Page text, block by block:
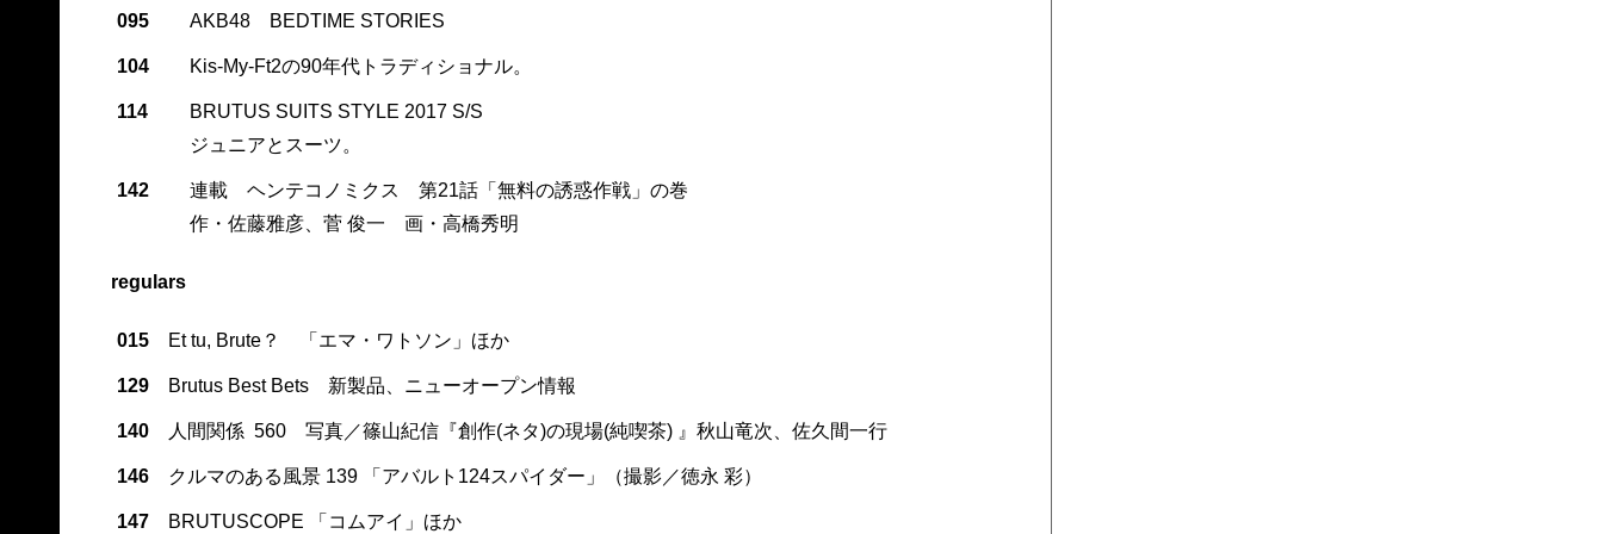
095 AKB48 BEDTIME STORIES
104 Kis-My-Ft2の90年代トラディショナル。
114
BRUTUS SUITS STYLE 2017 S/S
ジュニアとスーツ。
142
連載 ヘンテコノミクス 第21話「無料の誘惑作戦」の巻
作・佐藤雅彦、菅 俊一 画・高橋秀明
regulars
015 Et tu, Brute？ 「エマ・ワトソン」ほか
129 Brutus Best Bets 新製品、ニューオープン情報
140 人間関係 560 写真／篠山紀信『創作(ネタ)の現場(純喫茶) 』秋山竜次、佐久間一行
146 クルマのある風景 139 「アバルト124スパイダー」（撮影／徳永 彩）
147 BRUTUSCOPE 「コムアイ」ほか